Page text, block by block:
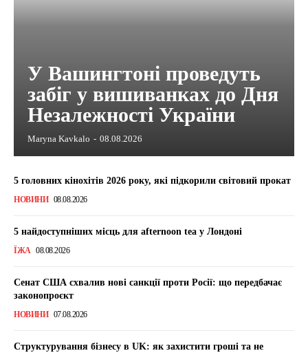
У Вашингтоні проведуть
забіг у вишиванках до Дня
Незалежності України
Maryna Kavkalo - 08.08.2026
5 головних кінохітів 2026 року, які підкорили світовий прокат
НОВИНИ 08.08.2026
5 найдоступніших місць для afternoon tea у Лондоні
ЇЖА 08.08.2026
Сенат США схвалив нові санкції проти Росії: що передбачає
законопроєкт
НОВИНИ 07.08.2026
Структурування бізнесу в UK: як захистити гроші та не